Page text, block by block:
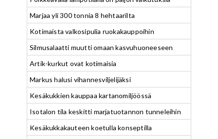
Marjaa yli 300 tonnia 8 hehtaarilta
Kotimaista valkosipulia ruokakauppoihin
Silmusalaatti muutti omaan kasvuhuoneeseen
Artik-kurkut ovat kotimaisia
Markus halusi vihannesviljelijäksi
Kesäkukkien kauppaa kartanomiljöössä
Isotalon tila keskitti marjatuotannon tunneleihin
Kesäkukkakauteen koetulla konseptilla